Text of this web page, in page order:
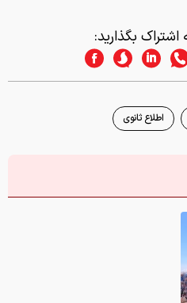
اشتراک بگذارید:
اطلاع ثانوی